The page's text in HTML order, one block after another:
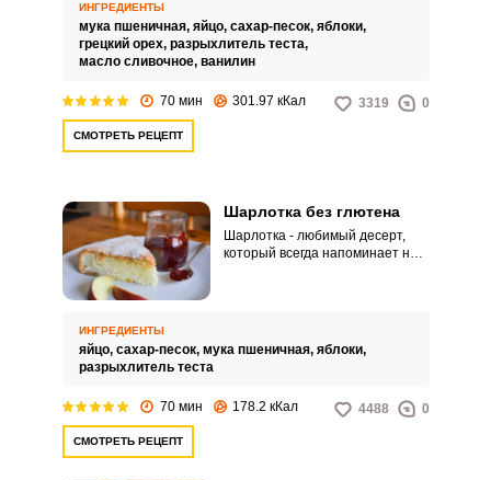
приготовления этого
замечательного десерта.
Предлагаем вам еще один
ИНГРЕДИЕНТЫ
мука пшеничная, яйцо, сахар-песок, яблоки,
грецкий орех, разрыхлитель теста,
масло сливочное, ванилин
70 мин 301.97 кКал 3319 0
СМОТРЕТЬ РЕЦЕПТ
Шарлотка без глютена
Шарлотка - любимый десерт,
который всегда напоминает нам
ИНГРЕДИЕНТЫ
яйцо, сахар-песок, мука пшеничная, яблоки,
разрыхлитель теста
70 мин 178.2 кКал 4488 0
СМОТРЕТЬ РЕЦЕПТ